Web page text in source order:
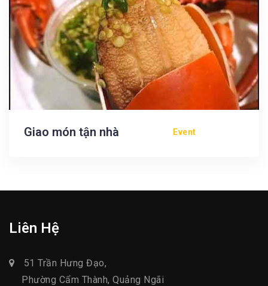
Giao món tận nhà Event
Liên Hệ
51 Trần Hưng Đạo,
Phường Cẩm Thành, Quảng Ngãi